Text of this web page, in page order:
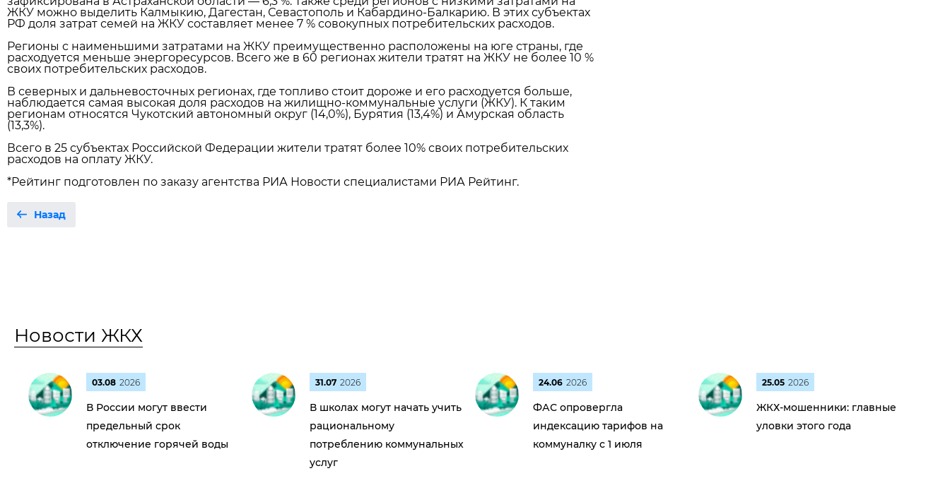
ЖКУ можно выделить Калмыкию, Дагестан, Севастополь и Кабардино-Балкарию. В этих субъектах
РФ доля затрат семей на ЖКУ составляет менее 7 % совокупных потребительских расходов.
Регионы с наименьшими затратами на ЖКУ преимущественно расположены на юге страны, где
расходуется меньше энергоресурсов. Всего же в 60 регионах жители тратят на ЖКУ не более 10 %
своих потребительских расходов.
В северных и дальневосточных регионах, где топливо стоит дороже и его расходуется больше,
наблюдается самая высокая доля расходов на жилищно-коммунальные услуги (ЖКУ). К таким
регионам относятся Чукотский автономный округ (14,0%), Бурятия (13,4%) и Амурская область
(13,3%).
Всего в 25 субъектах Российской Федерации жители тратят более 10% своих потребительских
расходов на оплату ЖКУ.
*Рейтинг подготовлен по заказу агентства РИА Новости специалистами РИА Рейтинг.
Назад
Новости ЖКХ
03.08 2026
В России могут ввести
предельный срок
отключение горячей воды
31.07 2026
В школах могут начать учить
рациональному
потреблению коммунальных
услуг
24.06 2026
ФАС опровергла
индексацию тарифов на
коммуналку с 1 июля
25.05 2026
ЖКХ-мошенники: главные
уловки этого года